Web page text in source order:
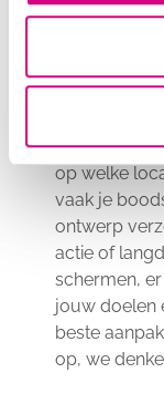
De kosten
aantal
op welke
vaak je
ontwerp
actie of
schermen,
jouw doelen
beste
op, we